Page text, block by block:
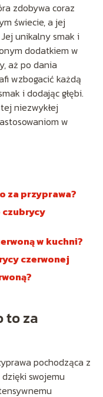
zdobywa coraz
świecie, a jej
unikalny smak i
dodatkiem w
aż po dania
wzbogacić każdą
i dodając głębi.
niezwykłej
w
za przyprawa?
w kuchni?
czerwonej
to za
pochodząca z
dzięki swojemu